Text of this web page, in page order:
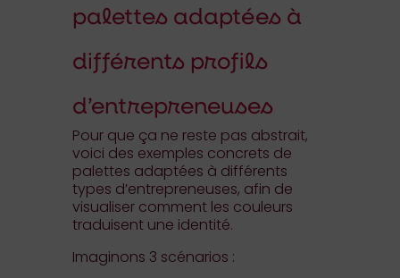
palettes adaptées à
différents profils
d’entrepreneuses
Pour que ça ne reste pas abstrait,
voici des exemples concrets de
palettes adaptées à différents
types d’entrepreneuses, afin de
visualiser comment les couleurs
traduisent une identité.
Imaginons 3 scénarios :